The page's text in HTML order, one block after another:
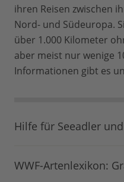
ihren Reisen zwischen
Nord- und Südeuropa.
über 1.000 Kilometer
aber meist nur wenige
Informationen gibt es
Hilfe für Seeadler
WWF-Artenlexikon: